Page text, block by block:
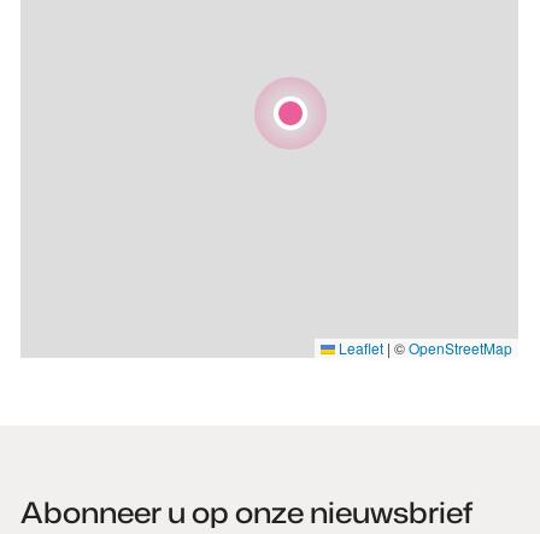
Leaflet | ©OpenStreetMap
Abonneer u op onze nieuwsbrief